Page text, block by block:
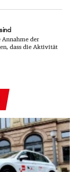
der
dass die Aktivität